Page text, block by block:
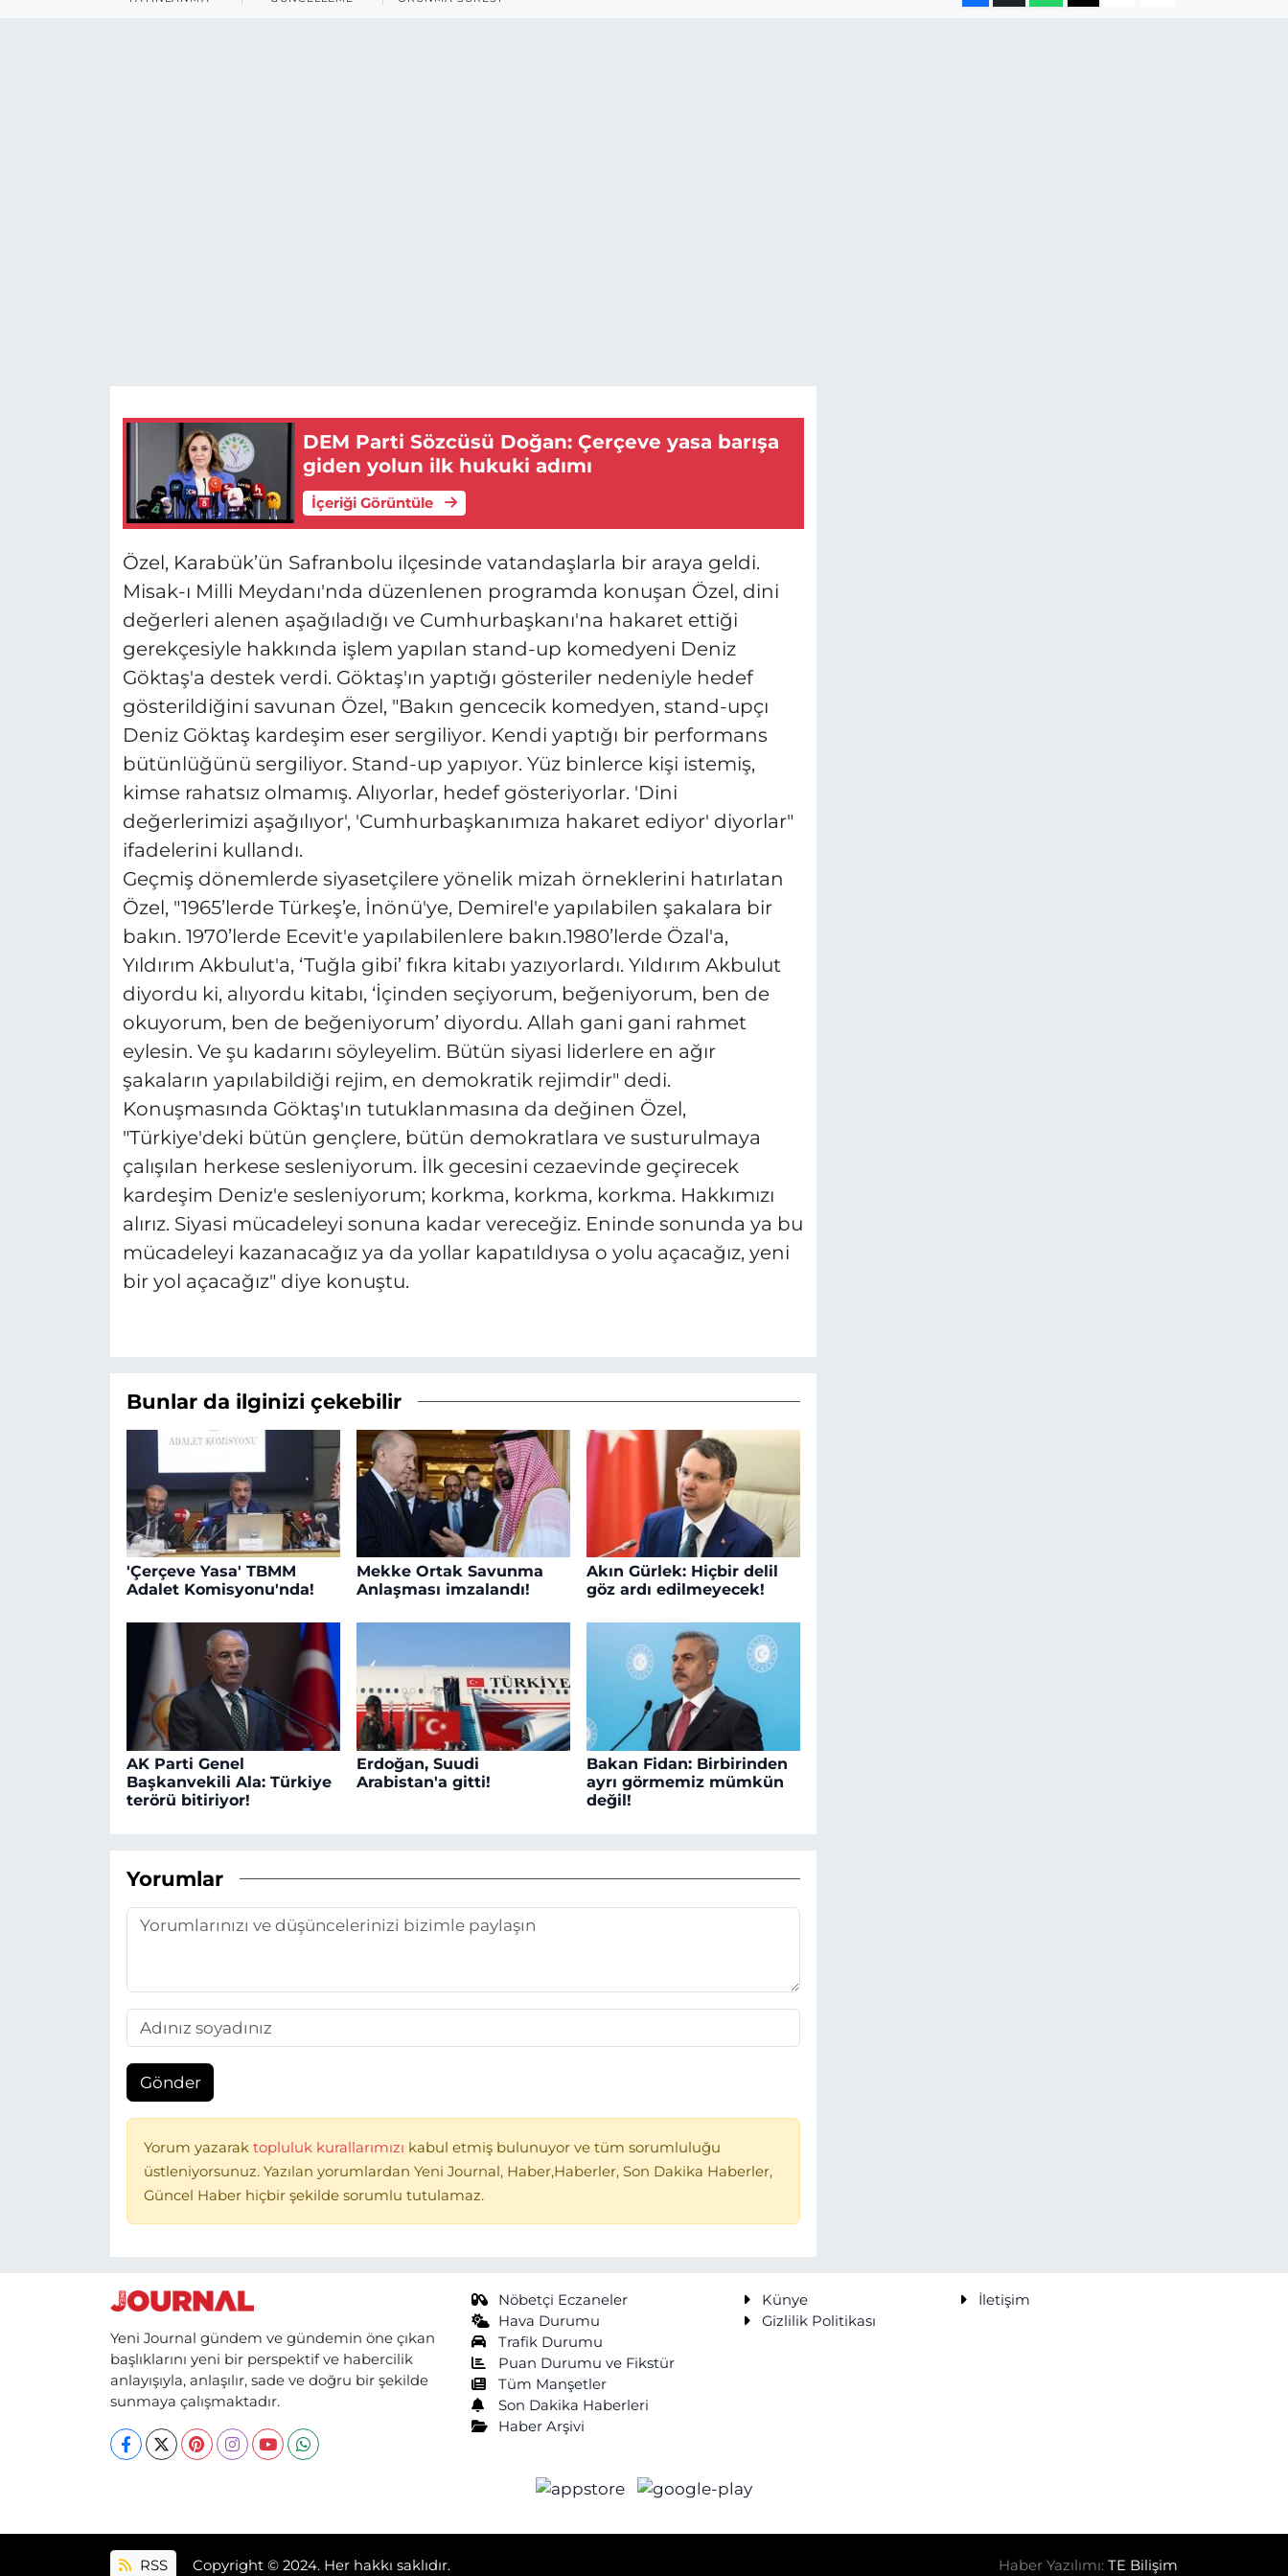
DEM Parti Sözcüsü Doğan: Çerçeve yasa barışa
giden yolun ilk hukuki adımı
İçeriği Görüntüle
Özel, Karabük’ün Safranbolu ilçesinde vatandaşlarla bir araya geldi.
Misak-ı Milli Meydanı'nda düzenlenen programda konuşan Özel, dini
değerleri alenen aşağıladığı ve Cumhurbaşkanı'na hakaret ettiği
gerekçesiyle hakkında işlem yapılan stand-up komedyeni Deniz
Göktaş'a destek verdi. Göktaş'ın yaptığı gösteriler nedeniyle hedef
gösterildiğini savunan Özel, "Bakın gencecik komedyen, stand-upçı
Deniz Göktaş kardeşim eser sergiliyor. Kendi yaptığı bir performans
bütünlüğünü sergiliyor. Stand-up yapıyor. Yüz binlerce kişi istemiş,
kimse rahatsız olmamış. Alıyorlar, hedef gösteriyorlar. 'Dini
değerlerimizi aşağılıyor', 'Cumhurbaşkanımıza hakaret ediyor' diyorlar"
ifadelerini kullandı.
Geçmiş dönemlerde siyasetçilere yönelik mizah örneklerini hatırlatan
Özel, "1965’lerde Türkeş’e, İnönü'ye, Demirel'e yapılabilen şakalara bir
bakın. 1970’lerde Ecevit'e yapılabilenlere bakın.1980’lerde Özal'a,
Yıldırım Akbulut'a, ‘Tuğla gibi’ fıkra kitabı yazıyorlardı. Yıldırım Akbulut
diyordu ki, alıyordu kitabı, ‘İçinden seçiyorum, beğeniyorum, ben de
okuyorum, ben de beğeniyorum’ diyordu. Allah gani gani rahmet
eylesin. Ve şu kadarını söyleyelim. Bütün siyasi liderlere en ağır
şakaların yapılabildiği rejim, en demokratik rejimdir" dedi.
Konuşmasında Göktaş'ın tutuklanmasına da değinen Özel,
"Türkiye'deki bütün gençlere, bütün demokratlara ve susturulmaya
çalışılan herkese sesleniyorum. İlk gecesini cezaevinde geçirecek
kardeşim Deniz'e sesleniyorum; korkma, korkma, korkma. Hakkımızı
alırız. Siyasi mücadeleyi sonuna kadar vereceğiz. Eninde sonunda ya bu
mücadeleyi kazanacağız ya da yollar kapatıldıysa o yolu açacağız, yeni
bir yol açacağız" diye konuştu.
Bunlar da ilginizi çekebilir
'Çerçeve Yasa' TBMM
Adalet Komisyonu'nda!
Mekke Ortak Savunma
Anlaşması imzalandı!
Akın Gürlek: Hiçbir delil
göz ardı edilmeyecek!
AK Parti Genel
Başkanvekili Ala: Türkiye
terörü bitiriyor!
Erdoğan, Suudi
Arabistan'a gitti!
Bakan Fidan: Birbirinden
ayrı görmemiz mümkün
değil!
Yorumlar
Gönder
Yorum yazarak topluluk kurallarımızı kabul etmiş bulunuyor ve tüm sorumluluğu
üstleniyorsunuz. Yazılan yorumlardan Yeni Journal, Haber,Haberler, Son Dakika Haberler,
Güncel Haber hiçbir şekilde sorumlu tutulamaz.
Yeni Journal gündem ve gündemin öne çıkan
başlıklarını yeni bir perspektif ve habercilik
anlayışıyla, anlaşılır, sade ve doğru bir şekilde
sunmaya çalışmaktadır.
Nöbetçi Eczaneler
Hava Durumu
Trafik Durumu
Puan Durumu ve Fikstür
Tüm Manşetler
Son Dakika Haberleri
Haber Arşivi
Künye
İletişim
Gizlilik Politikası
RSS Copyright © 2024. Her hakkı saklıdır. Haber Yazılımı:TE Bilişim